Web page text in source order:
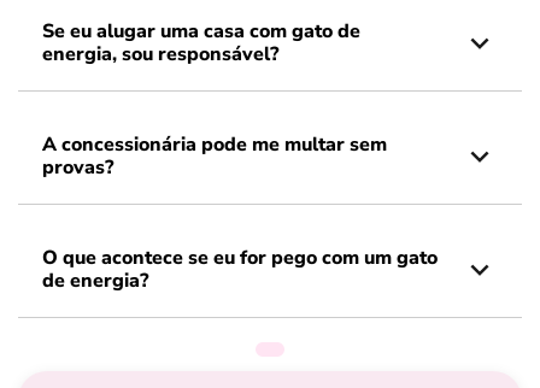
Se eu alugar uma casa com gato de
energia, sou responsável?
A concessionária pode me multar sem
provas?
O que acontece se eu for pego com um gato
de energia?